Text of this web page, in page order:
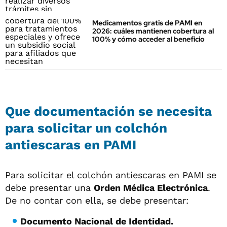
Medicamentos gratis de PAMI en
2026: cuáles mantienen cobertura al
100% y cómo acceder al beneficio
Que documentación se necesita
para solicitar un colchón
antiescaras en PAMI
Para solicitar el colchón antiescaras en PAMI se
debe presentar una Orden Médica Electrónica.
De no contar con ella, se debe presentar:
Documento Nacional de Identidad.